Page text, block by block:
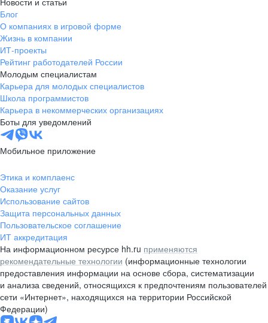
Блог
О компаниях в игровой форме
Жизнь в компании
ИТ-проекты
Рейтинг работодателей России
Молодым специалистам
Карьера для молодых специалистов
Школа программистов
Карьера в некоммерческих организациях
Боты для уведомлений
Мобильное приложение
Этика и комплаенс
Оказание услуг
Использование сайтов
Защита персональных данных
Пользовательское соглашение
ИТ аккредитация
На информационном ресурсе hh.ru применяются
рекомендательные технологии (информационные технологии
предоставления информации на основе сбора, систематизации
и анализа сведений, относящихся к предпочтениям пользователей
сети «Интернет», находящихся на территории Российской
Федерации)